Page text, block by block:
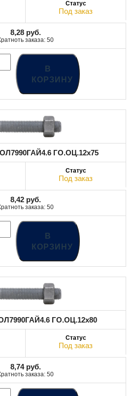
Под заказ
8,28 руб.
заказа: 50
В
КОРЗИНУ
ГО.ОЦ.12x75
Под заказ
8,42 руб.
заказа: 50
В
КОРЗИНУ
ГО.ОЦ.12x80
Под заказ
8,74 руб.
заказа: 50